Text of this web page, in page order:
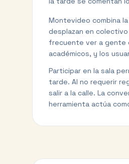
Montevideo combina
desplazan en
frecuente ver a gente
académicos, y los
Participar en la sala
tarde. Al no requerir
salir a la calle. La
herramienta actúa